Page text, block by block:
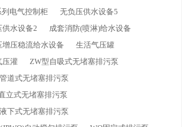
列电气控制柜
无负压供水设备5
供水设备2
成套消防(喷淋)给水设备
增压稳流给水设备
生活气压罐
压灌
ZW型自吸式无堵塞排污泵
道式无堵塞排污泵
立式无堵塞排污泵
下式无堵塞排污泵